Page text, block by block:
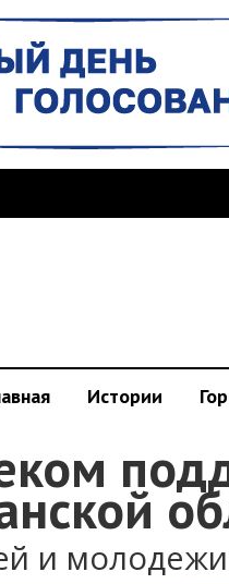
Истории
и молодежи